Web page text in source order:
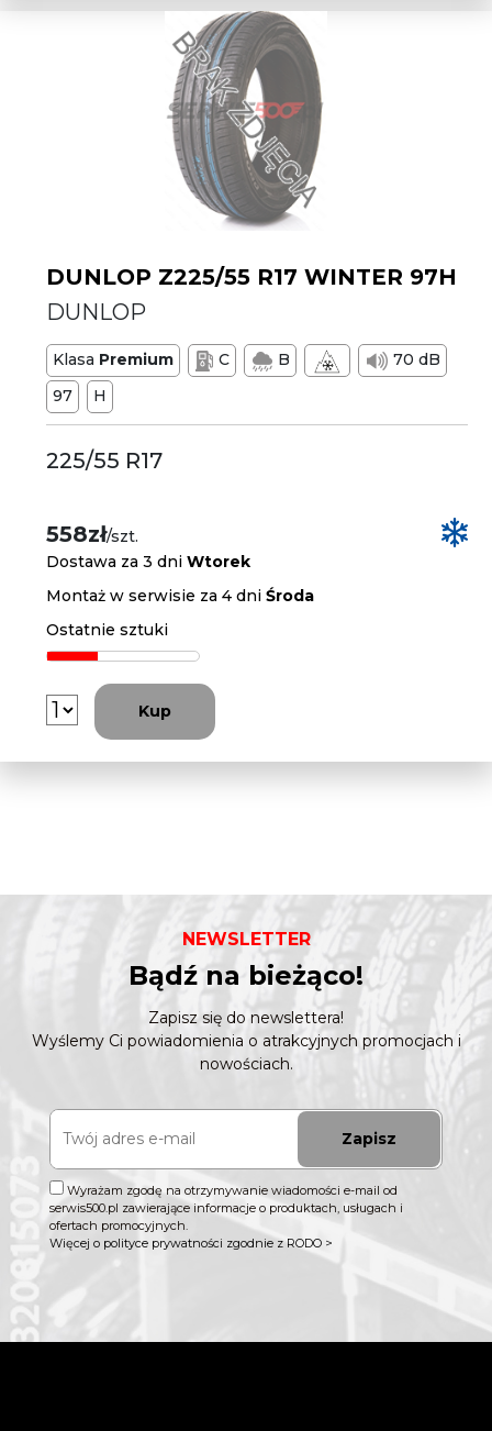
DUNLOP Z225/55 R17 WINTER 97H
DUNLOP
Klasa Premium C B
70 dB
97
H
225/55 R17
558zł/szt.
Dostawa za 3 dniWtorek
Montaż w serwisie za 4 dniŚroda
Ostatnie sztuki
Kup
NEWSLETTER
Bądź na bieżąco!
Zapisz się do newslettera!
Wyślemy Ci powiadomienia o atrakcyjnych promocjach i
nowościach.
Zapisz
Wyrażam zgodę na otrzymywanie wiadomości e-mail od
serwis500.pl zawierające informacje o produktach, usługach i
ofertach promocyjnych.
Więcej o polityce prywatności zgodnie z RODO >